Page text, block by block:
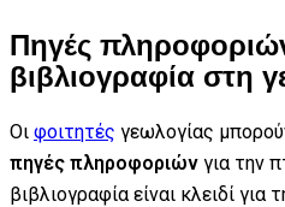
Πηγές
βιβλιογραφία στη
Οι φοιτητές γεωλογίας
πηγές πληροφοριών για την
βιβλιογραφία είναι κλειδί για